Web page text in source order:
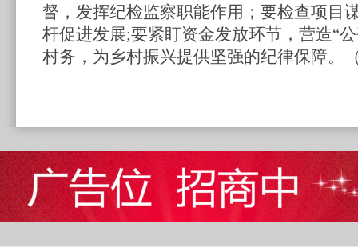
督，发挥纪检监察职能作用； 要检查项目
杆促进发展;要紧盯资金发放环节，营造“
村务，为乡村振兴提供坚强的纪律保障。